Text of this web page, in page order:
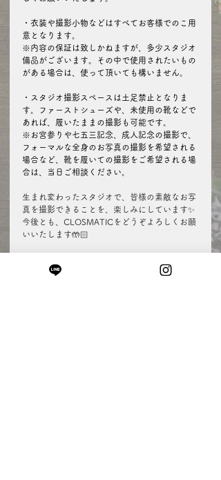
・衣装や撮影小物などはすべてお客様でのこ用
意となります。
※内容の保証は致しかねますが、多少スタジオ
備品がございます。その中で使用されたいもの
がある場合は、使って頂いても構いません。
・スタジオ撮影スペースは土足禁止となりま
す。ファーストシューズや、未使用の靴などで
あれば、履いたままの撮影も可能です。
※お宮参りや七五三記念、成人記念の撮影で、
フォーマルな全身のお写真の撮影を希望される
場合など、靴を履いての撮影をご希望される場
合は、当日ご相談ください。
生まれ変わったスタジオで、皆様の素敵なお写
真を撮影できることを、楽しみにしています✨
今後とも、CLOSMATICをどうぞよろしくお願
いいたします🤲🏻